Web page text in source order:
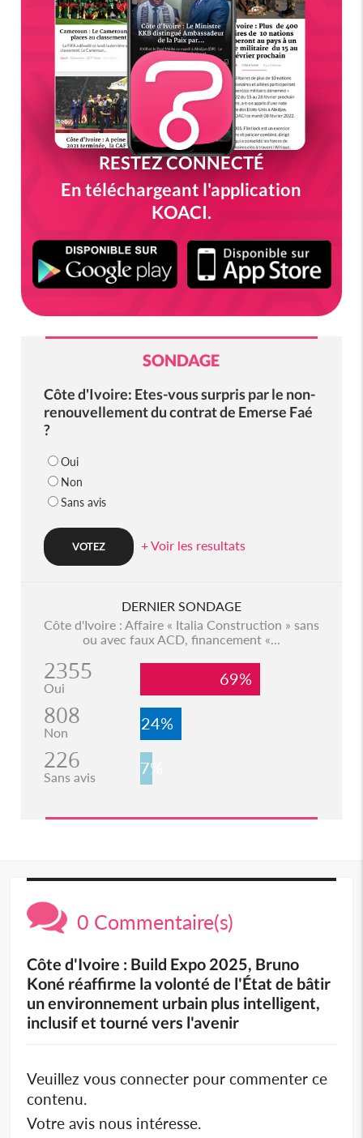
RESTEZ CONNECTÉ
En téléchargeant l'application
KOACI.
SONDAGE
Côte d'Ivoire: Etes-vous surpris par le non-
renouvellement du contrat de Emerse Faé
?
Oui
Non
Sans avis
+ Voir les resultats
DERNIER SONDAGE
Côte d'Ivoire : Affaire « Italia Construction » sans
ou avec faux ACD, financement «...
2355
Oui 69%
808
Non 24%
226
Sans avis 7%
0 Commentaire(s)
Côte d'Ivoire : Build Expo 2025, Bruno
Koné réaffirme la volonté de l'État de bâtir
un environnement urbain plus intelligent,
inclusif et tourné vers l'avenir
Veuillez vous connecter pour commenter ce
contenu.
Votre avis nous intéresse.